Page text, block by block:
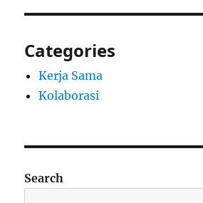
Categories
Kerja Sama
Kolaborasi
Search